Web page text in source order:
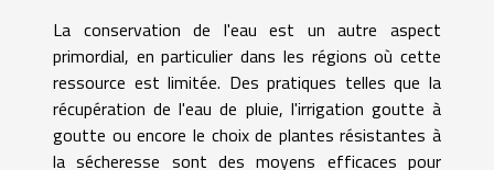
La conservation de l'eau est un autre aspect
primordial, en particulier dans les régions où cette
ressource est limitée. Des pratiques telles que la
récupération de l'eau de pluie, l'irrigation goutte à
goutte ou encore le choix de plantes résistantes à
la sécheresse sont des moyens efficaces pour